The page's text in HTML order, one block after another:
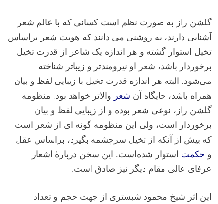
گلشن راز به صورت نظم است کسانی که با عالم شعر
آشنایی دارند، به روشنی می دانند که هویت شعر براساس
تخیل استوار گشته و هر اندازه یک شاعر از قدرت تخیل
برخوردار باشد، شعر او نیرومندتر و زیباتر شناخته
می‌شود. البته هر اندازه قدرت تخیل با زیبایی لفظ و بیان
همراه باشد، جایگاه آن شعر والاتر خواهد بود. منظومه
گلشن راز، نوعی شعر بوده و از زیبایی لفظ و بیان
برخوردار است، ولی این منظومه گونه ای از شعر است
که بیش از آنکه از تخیل سرچشمه بگیرد، براساس عقل
و حکمت استوار شده‌است. این سخن دربارهٔ اشعار
عرفای عالی مقام دیگر نیز صادق است.
این اثر شیخ محمود شبستری از جهت حجم و تعداد